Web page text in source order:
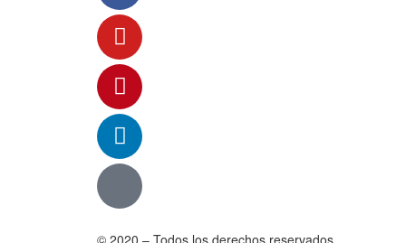
© 2020 – Todos los derechos reservados.